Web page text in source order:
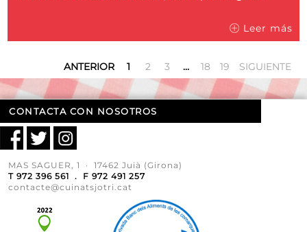
Leer más
ANTERIOR 1 2 3 … 18 19 SIGUIENTE
CONTACTA CON NOSOTROS
MAS SAGUER, 1 · 17462 Juià (Girona)
T 972 396 561 . F 972 491 257
contacte@cuinatsjotri.cat